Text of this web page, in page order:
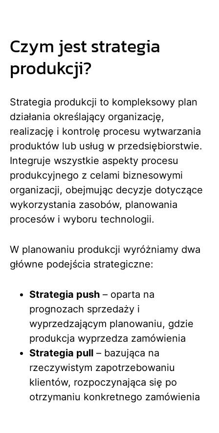
Czym jest strategia
produkcji?
Strategia produkcji to kompleksowy plan
działania określający organizację,
realizację i kontrolę procesu wytwarzania
produktów lub usług w przedsiębiorstwie.
Integruje wszystkie aspekty procesu
produkcyjnego z celami biznesowymi
organizacji, obejmując decyzje dotyczące
wykorzystania zasobów, planowania
procesów i wyboru technologii.
W planowaniu produkcji wyróżniamy dwa
główne podejścia strategiczne:
Strategia push – oparta na
prognozach sprzedaży i
wyprzedzającym planowaniu, gdzie
produkcja wyprzedza zamówienia
Strategia pull – bazująca na
rzeczywistym zapotrzebowaniu
klientów, rozpoczynająca się po
otrzymaniu konkretnego zamówienia